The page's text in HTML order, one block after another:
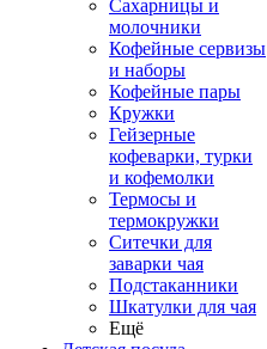
Сахарницы и
молочники
Кофейные сервизы
и наборы
Кофейные пары
Кружки
Гейзерные
кофеварки, турки
и кофемолки
Термосы и
термокружки
Ситечки для
заварки чая
Подстаканники
Шкатулки для чая
Ещё